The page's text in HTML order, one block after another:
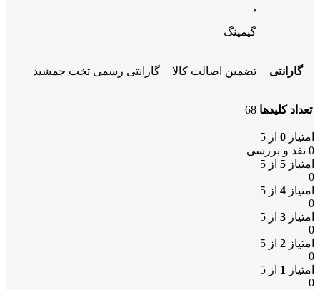
,
گیمینگ
گارانتی تضمین اصالت کالا + گارانتی رسمی تخت جمشید
تعداد کلیدها 68
امتیاز 0 از 5
0 نقد و بررسی
امتیاز 5 از 5
0
امتیاز 4 از 5
0
امتیاز 3 از 5
0
امتیاز 2 از 5
0
امتیاز 1 از 5
0